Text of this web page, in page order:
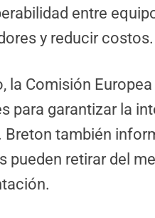
entre
y reducir costos.
la Comisión
para garantizar la
Breton también
pueden retirar del